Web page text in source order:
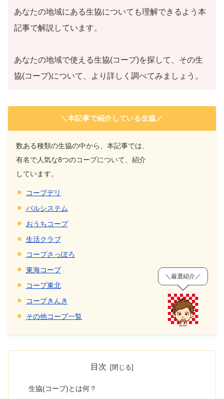
あなたの地域にある生協についても理解できるよう本
記事で解説しています。
あなたの地域で使える生協(コープ)を探して、その生
協(コープ)について、より詳しく調べてみましょう。
＼本記事で紹介している生協／
数ある種類の生協の中から、本記事では、
有名で人気な8つのコープについて、紹介
しています。
コープデリ
パルシステム
おうちコープ
生活クラブ
コープさっぽろ
東海コープ
コープ東北
コープきんき
その他コープ一覧
＼厳選紹介／
目次
生協(コープ)とは何？